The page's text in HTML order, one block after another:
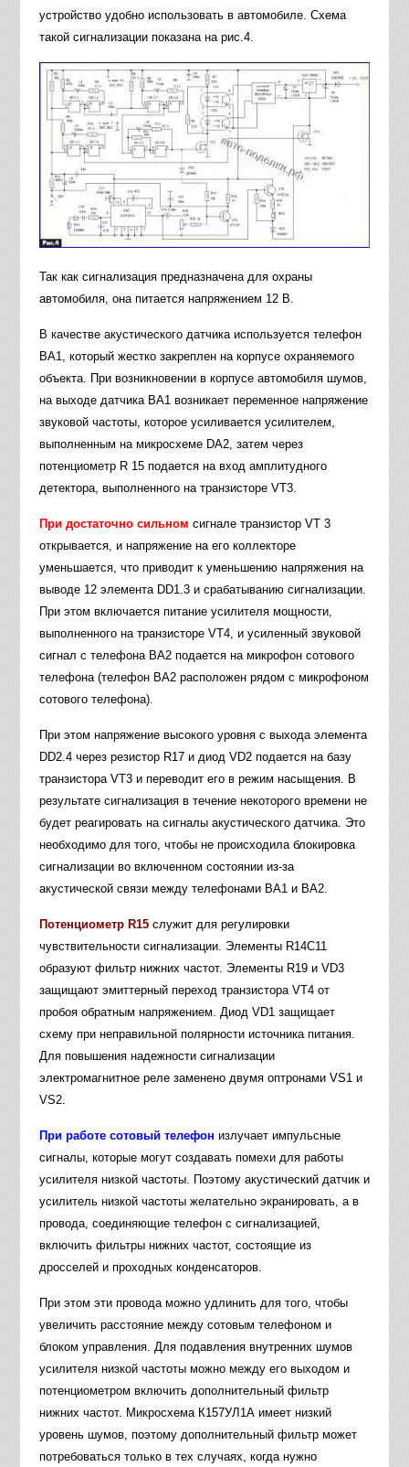
устройство удобно использовать в автомобиле. Схема
такой сигнализации показана на рис.4.
Так как сигнализация предназначена для охраны
автомобиля, она питается напряжением 12 В.
В качестве акустического датчика используется телефон
ВА1, который жестко закреплен на корпусе охраняемого
объекта. При возникновении в корпусе автомобиля шумов,
на выходе датчика ВА1 возникает переменное напряжение
звуковой частоты, которое усиливается усилителем,
выполненным на микросхеме DA2, затем через
потенциометр R 15 подается на вход амплитудного
детектора, выполненного на транзисторе VT3.
При достаточно сильном сигнале транзистор VT 3
открывается, и напряжение на его коллекторе
уменьшается, что приводит к уменьшению напряжения на
выводе 12 элемента DD1.3 и срабатыванию сигнализации.
При этом включается питание усилителя мощности,
выполненного на транзисторе VT4, и усиленный звуковой
сигнал с телефона ВА2 подается на микрофон сотового
телефона (телефон ВА2 расположен рядом с микрофоном
сотового телефона).
При этом напряжение высокого уровня с выхода элемента
DD2.4 через резистор R17 и диод VD2 подается на базу
транзистора VT3 и переводит его в режим насыщения. В
результате сигнализация в течение некоторого времени не
будет реагировать на сигналы акустического датчика. Это
необходимо для того, чтобы не происходила блокировка
сигнализации во включенном состоянии из-за
акустической связи между телефонами ВА1 и ВА2.
Потенциометр R15 служит для регулировки
чувствительности сигнализации. Элементы R14C11
образуют фильтр нижних частот. Элементы R19 и VD3
защищают эмиттерный переход транзистора VT4 от
пробоя обратным напряжением. Диод VD1 защищает
схему при неправильной полярности источника питания.
Для повышения надежности сигнализации
электромагнитное реле заменено двумя оптронами VS1 и
VS2.
При работе сотовый телефон излучает импульсные
сигналы, которые могут создавать помехи для работы
усилителя низкой частоты. Поэтому акустический датчик и
усилитель низкой частоты желательно экранировать, а в
провода, соединяющие телефон с сигнализацией,
включить фильтры нижних частот, состоящие из
дросселей и проходных конденсаторов.
При этом эти провода можно удлинить для того, чтобы
увеличить расстояние между сотовым телефоном и
блоком управления. Для подавления внутренних шумов
усилителя низкой частоты можно между его выходом и
потенциометром включить дополнительный фильтр
нижних частот. Микросхема К157УЛ1А имеет низкий
уровень шумов, поэтому дополнительный фильтр может
потребоваться только в тех случаях, когда нужно